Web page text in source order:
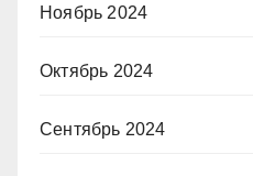
Ноябрь 2024
Октябрь 2024
Сентябрь 2024